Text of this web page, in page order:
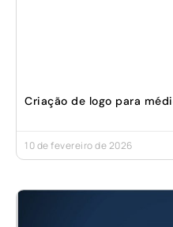
Criação de logo para
10 de fevereiro de 2026